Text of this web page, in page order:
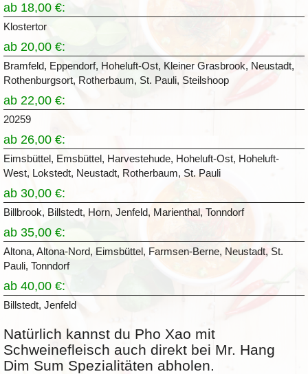
ab 18,00 €:
Klostertor
ab 20,00 €:
Bramfeld, Eppendorf, Hoheluft-Ost, Kleiner Grasbrook, Neustadt,
Rothenburgsort, Rotherbaum, St. Pauli, Steilshoop
ab 22,00 €:
20259
ab 26,00 €:
Eimsbüttel, Emsbüttel, Harvestehude, Hoheluft-Ost, Hoheluft-
West, Lokstedt, Neustadt, Rotherbaum, St. Pauli
ab 30,00 €:
Billbrook, Billstedt, Horn, Jenfeld, Marienthal, Tonndorf
ab 35,00 €:
Altona, Altona-Nord, Eimsbüttel, Farmsen-Berne, Neustadt, St.
Pauli, Tonndorf
ab 40,00 €:
Billstedt, Jenfeld
Natürlich kannst du Pho Xao mit
Schweinefleisch auch direkt bei Mr. Hang
Dim Sum Spezialitäten abholen.